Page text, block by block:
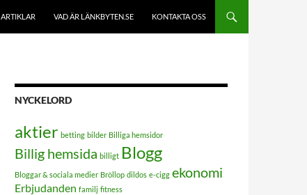
ARTIKLAR VAD ÄR LÄNKBYTEN.SE KONTAKTA OSS
NYCKELORD
aktier betting bilder Billiga hemsidor
Billig hemsida billigt Blogg
Bloggar & sociala medier Bröllop dildos e-cigg ekonomi
Erbjudanden familj fitness